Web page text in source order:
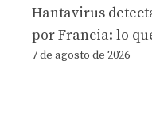
Hantavirus
por Francia: lo
7 de agosto de 2026